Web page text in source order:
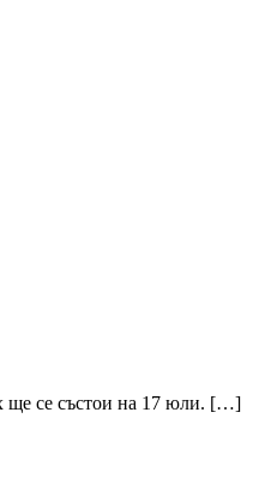
ще се състои на 17 юли. […]